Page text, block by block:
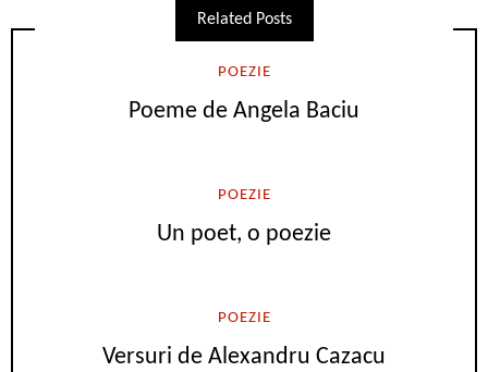
Related Posts
POEZIE
Poeme de Angela Baciu
POEZIE
Un poet, o poezie
POEZIE
Versuri de Alexandru Cazacu